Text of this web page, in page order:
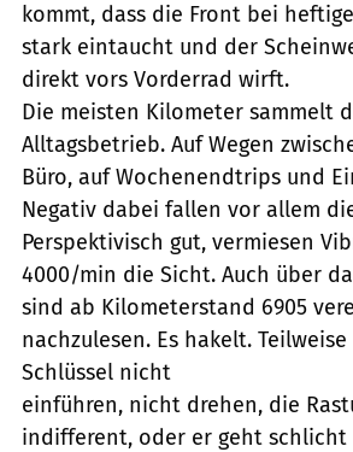
kommt, dass die Front bei
stark eintaucht und der
direkt vors Vorderrad wirft.
Die meisten Kilometer sammelt
Alltagsbetrieb. Auf Wegen
Büro, auf Wochenendtrips und
Negativ dabei fallen vor allem
Perspektivisch gut, vermiesen
4000/min die Sicht. Auch über
sind ab Kilometerstand 6905
nachzulesen. Es hakelt.
Schlüssel nicht
einführen, nicht drehen, die
indifferent, oder er geht schlicht